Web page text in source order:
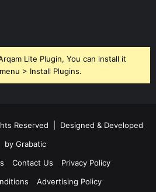
Lite Plugin, You can install it
> Install Plugins.
Reserved | Designed & Developed
by Grabatic
Contact Us
Privacy Policy
Advertising Policy